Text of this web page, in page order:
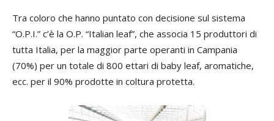
Tra coloro che hanno puntato con decisione sul sistema
“O.P.I.” c’è la O.P. “Italian leaf”, che associa 15 produttori di
tutta Italia, per la maggior parte operanti in Campania
(70%) per un totale di 800 ettari di baby leaf, aromatiche,
ecc. per il 90% prodotte in coltura protetta.